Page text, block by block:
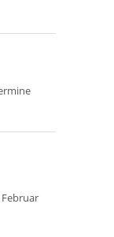
Februar